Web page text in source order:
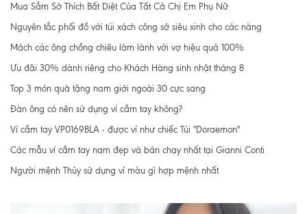
Mua Sắm Sở Thích Bất Diệt Của Tất Cả Chị Em Phụ Nữ
Nguyên tắc phối đồ với túi xách công sở siêu xinh cho các nàng
Mách các ông chồng chiêu làm lành với vợ hiệu quả 100%
Ưu đãi 30% dành riêng cho Khách Hàng sinh nhật tháng 8
Top 3 món quà tặng nam giới ngoài 30 cực sang
Đàn ông có nên sử dụng ví cầm tay không?
Ví cầm tay VP0169BLA - được ví như chiếc Túi "Doraemon"
Các mẫu ví cầm tay nam đẹp và bán chạy nhất tại Gianni Conti
Người mệnh Thủy sử dụng ví màu gì hợp mệnh nhất